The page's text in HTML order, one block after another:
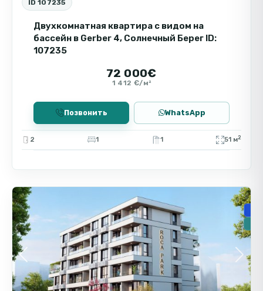
ID 107235
Двухкомнатная квартира с видом на
бассейн в Gerber 4, Солнечный Берег ID:
107235
72 000€
1 412 €/м²
Позвонить WhatsApp
2 1 1 51 м2
Previous Next